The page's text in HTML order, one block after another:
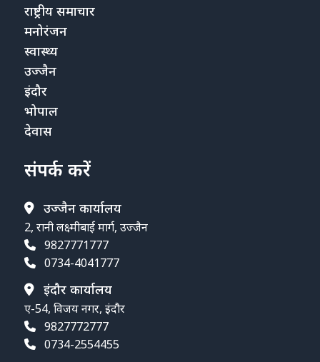
राष्ट्रीय समाचार
मनोरंजन
स्वास्थ्य
उज्जैन
इंदौर
भोपाल
देवास
संपर्क करें
उज्जैन कार्यालय
2, रानी लक्ष्मीबाई मार्ग, उज्जैन
9827771777
0734-4041777
इंदौर कार्यालय
ए-54, विजय नगर, इंदौर
9827772777
0734-2554455